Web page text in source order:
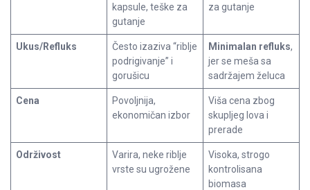
kapsule, teške za
gutanje
za gutanje
Ukus/Refluks
Često izaziva “riblje
podrigivanje” i
gorušicu
Minimalan refluks,
jer se meša sa
sadržajem želuca
Cena
Povoljnija,
ekonomičan izbor
Viša cena zbog
skupljeg lova i
prerade
Održivost
Varira, neke riblje
vrste su ugrožene
Visoka, strogo
kontrolisana
biomasa